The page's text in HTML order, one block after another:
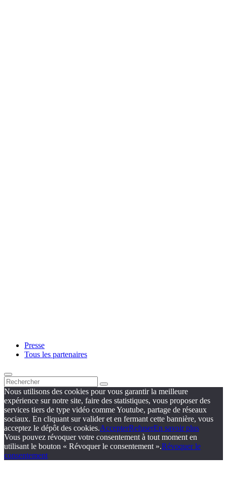
Presse
Tous les partenaires
Nous utilisons des cookies pour vous garantir la meilleure
expérience sur notre site, faire des statistiques, vous proposer des
services tiers de type vidéo comme Youtube, partage de réseaux
sociaux. En cliquant sur valider et en fermant cette bannière, vous
acceptez le dépôt des cookies.AccepterRefuserEn savoir plus
Vous pouvez révoquer votre consentement à tout moment en
utilisant le bouton « Révoquer le consentement ».Révoquer le
consentement